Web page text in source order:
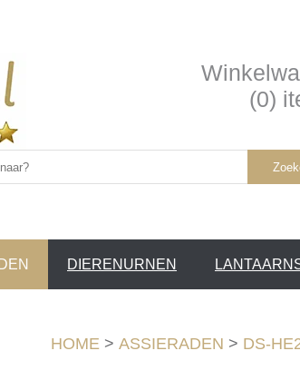
(0)
DIERENURNEN
HOME > ASSIERADEN > DS-